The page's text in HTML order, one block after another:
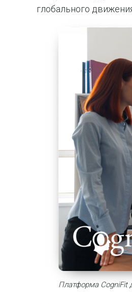
глобального
Платформа CogniFit